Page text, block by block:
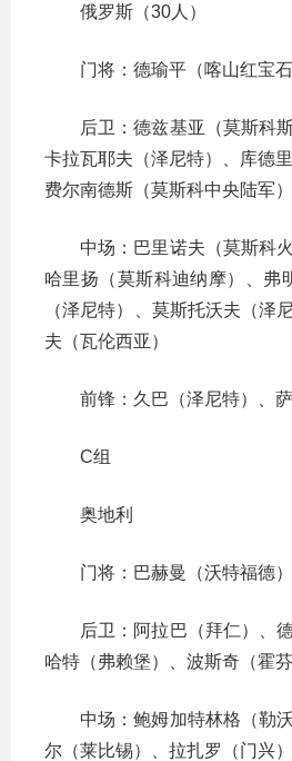
俄罗斯（30人）
门将：德瑜平（喀山红宝
后卫：德兹基亚（莫斯科
卡拉瓦耶夫（泽尼特）、库德
费尔南德斯（莫斯科中央陆军）
中场：巴里诺夫（莫斯科
哈里扬（莫斯科迪纳摩）、弗
（泽尼特）、莫斯托沃夫（
夫（瓦伦西亚）
前锋：久巴（泽尼特）、
C组
奥地利
门将：巴赫曼（沃特福德
后卫：阿拉巴（拜仁）、
哈特（弗赖堡）、波斯奇（霍
中场：鲍姆加特林格（勒
尔（莱比锡）、拉扎罗（门兴